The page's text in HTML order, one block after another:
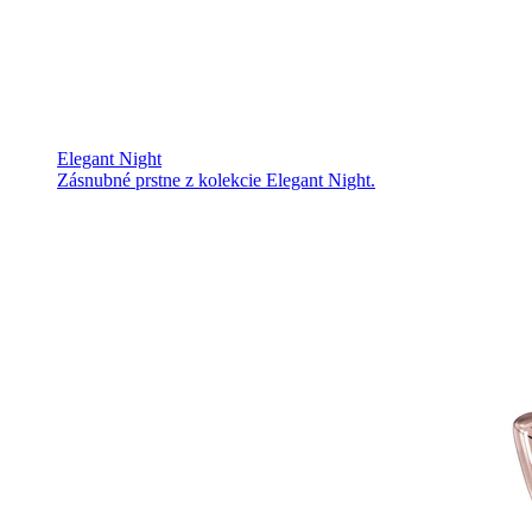
Elegant Night
Zásnubné prstne z kolekcie Elegant Night.